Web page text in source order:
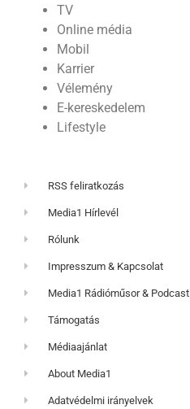
TV
Online média
Mobil
Karrier
Vélemény
E-kereskedelem
Lifestyle
RSS feliratkozás
Media1 Hírlevél
Rólunk
Impresszum & Kapcsolat
Media1 Rádióműsor & Podcast
Támogatás
Médiaajánlat
About Media1
Adatvédelmi irányelvek